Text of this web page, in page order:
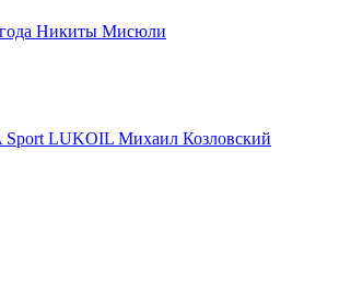
года Никиты Мисюли
LUKOIL Михаил Козловский